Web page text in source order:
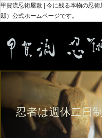
甲賀流忍術屋敷 | 今に残る本物の忍
邸）公式ホームページです。
忍者は週休二日